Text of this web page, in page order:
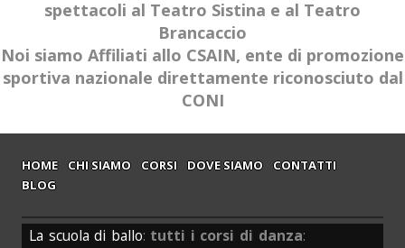
spettacoli al Teatro Sistina e al Teatro
Brancaccio
Noi siamo Affiliati allo CSAIN, ente di promozione
sportiva nazionale direttamente riconosciuto dal
CONI
HOME CHI SIAMO CORSI DOVE SIAMO
CONTATTI
BLOG
La scuola di ballo: tutti i corsi di danza: